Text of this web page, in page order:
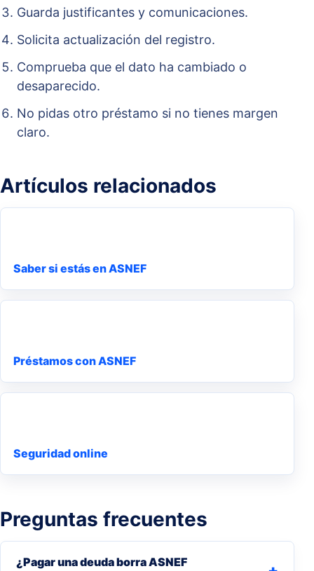
Guarda justificantes y comunicaciones.
Solicita actualización del registro.
Comprueba que el dato ha cambiado o
desaparecido.
No pidas otro préstamo si no tienes margen
claro.
Artículos relacionados
Saber si estás en ASNEF
Préstamos con ASNEF
Seguridad online
Preguntas frecuentes
¿Pagar una deuda borra ASNEF